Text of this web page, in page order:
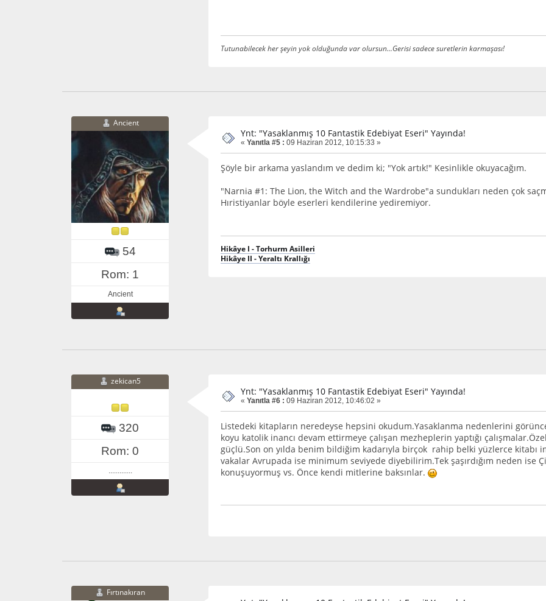
Tutunabilecek her şeyin yok olduğunda var olursun...Gerisi sadece suretlerin karmaşası!
Ancient
54
Rom: 1
Ancient
Ynt: "Yasaklanmış 10 Fantastik Edebiyat Eseri" Yayında!
« Yanıtla #5 : 09 Haziran 2012, 10:15:33 »
Şöyle bir arkama yaslandım ve dedim ki; "Yok artık!" Kesinlikle okuyacağım.
"Narnia #1: The Lion, the Witch and the Wardrobe"a sundukları neden çok
Hıristiyanlar böyle eserleri kendilerine yediremiyor.
Hikâye I - Torhurm Asilleri
Hikâye II - Yeraltı Krallığı
zekican5
320
Rom: 0
Ynt: "Yasaklanmış 10 Fantastik Edebiyat Eseri" Yayında!
« Yanıtla #6 : 09 Haziran 2012, 10:46:02 »
Listedeki kitapların neredeyse hepsini okudum.Yasaklanma nedenlerini
koyu katolik inancı devam ettirmeye çalışan mezheplerin yaptığı
güçlü.Son on yılda benim bildiğim kadarıyla birçok rahip belki yüzlerce kitabı
vakalar Avrupada ise minimum seviyede diyebilirim.Tek şaşırdığım neden ise
konuşuyormuş vs. Önce kendi mitlerine baksınlar.
Fırtınakıran